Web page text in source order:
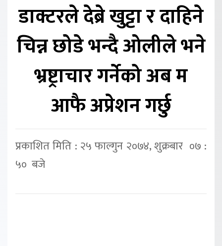
डाक्टरले देब्रे खुट्टा र दाहिने
चिन्न छोडे भन्दै ओलीले भने
भ्रष्ट्राचार गर्नेको अब म
आफै अप्रेशन गर्छु
प्रकाशित मिति : २५ फाल्गुन २०७४, शुक्रबार ०७ :
५० बजे